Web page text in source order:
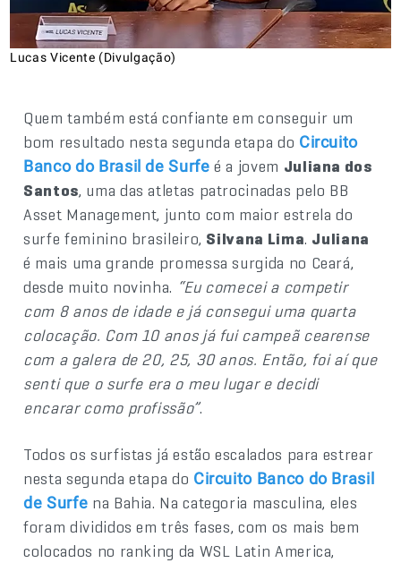
Lucas Vicente (Divulgação)
Quem também está confiante em conseguir um
bom resultado nesta segunda etapa do Circuito
Banco do Brasil de Surfe é a jovem Juliana dos
Santos, uma das atletas patrocinadas pelo BB
Asset Management, junto com maior estrela do
surfe feminino brasileiro, Silvana Lima. Juliana
é mais uma grande promessa surgida no Ceará,
desde muito novinha. “Eu comecei a competir
com 8 anos de idade e já consegui uma quarta
colocação. Com 10 anos já fui campeã cearense
com a galera de 20, 25, 30 anos. Então, foi aí que
senti que o surfe era o meu lugar e decidi
encarar como profissão”.
Todos os surfistas já estão escalados para estrear
nesta segunda etapa do Circuito Banco do Brasil
de Surfe na Bahia. Na categoria masculina, eles
foram divididos em três fases, com os mais bem
colocados no ranking da WSL Latin America,